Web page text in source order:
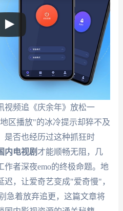
视频追《庆余年》放松一
区播放"的冰冷提示却猝不及
否也经历过这种抓狂时
内电视剧才能顺畅无阻，几
作者深夜emo的终极命题。地
，让爱奇艺变成"爱奇慢"，
急着放弃追更，这篇文章将